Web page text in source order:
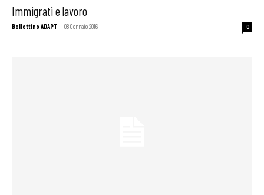
Immigrati e lavoro
Bollettino ADAPT - 08 Gennaio 2016 0